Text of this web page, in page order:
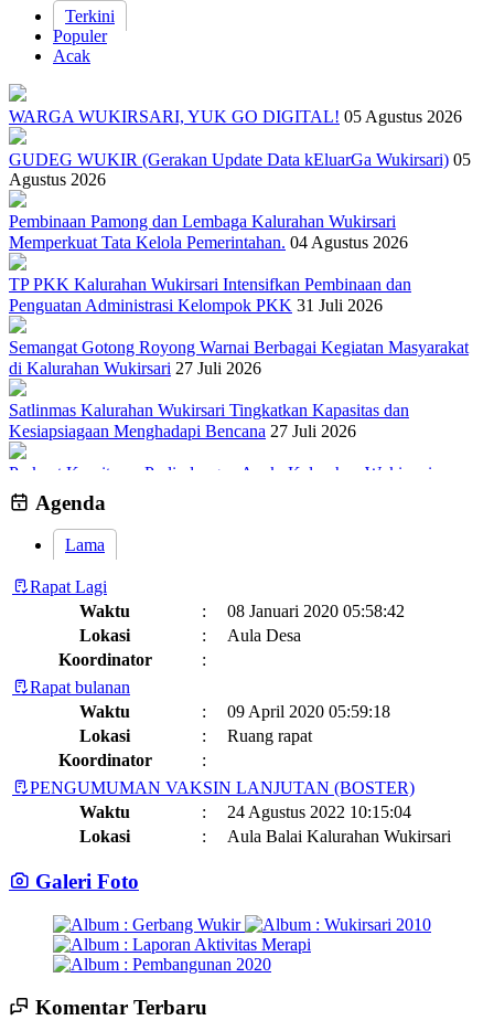
Terkini
Populer
Acak
WARGA WUKIRSARI, YUK GO DIGITAL! 05 Agustus 2026
GUDEG WUKIR (Gerakan Update Data kEluarGa Wukirsari) 05
Agustus 2026
Pembinaan Pamong dan Lembaga Kalurahan Wukirsari
Memperkuat Tata Kelola Pemerintahan. 04 Agustus 2026
TP PKK Kalurahan Wukirsari Intensifkan Pembinaan dan
Penguatan Administrasi Kelompok PKK 31 Juli 2026
Semangat Gotong Royong Warnai Berbagai Kegiatan Masyarakat
di Kalurahan Wukirsari 27 Juli 2026
Satlinmas Kalurahan Wukirsari Tingkatkan Kapasitas dan
Kesiapsiagaan Menghadapi Bencana 27 Juli 2026
Perkuat Komitmen Perlindungan Anak, Kalurahan Wukirsari
Menggelar Sosialisasi dan Outbond Desa Ramah Anak
Sumber Hayati dan Non Hayati 10 November 2021
Kronologi Erupsi Merapi tanggal 5 November 2010
Agenda
Lama
Rapat Lagi
Waktu
:
08 Januari 2020 05:58:42
Lokasi
:
Aula Desa
Koordinator
:
Rapat bulanan
Waktu
:
09 April 2020 05:59:18
Lokasi
:
Ruang rapat
Koordinator
:
PENGUMUMAN VAKSIN LANJUTAN (BOSTER)
Waktu
:
24 Agustus 2022 10:15:04
Lokasi
:
Aula Balai Kalurahan Wukirsari
Jadwal dan Agenda Sisir Adminduk Kalurahan Wukirsari
Waktu
:
03 Februari 2023 08:44:13
Lokasi
:
Sisir Adminduk Kalurahan Wukirsari, Kapanewon Cangkringan
Galeri Foto
Komentar Terbaru
14 Juli 2025 14:17:22
terima kasih pak ...selengkapnya